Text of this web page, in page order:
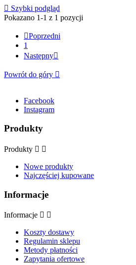
 Szybki podgląd
Pokazano 1-1 z 1 pozycji
Poprzedni
1
Następny
Powrót do góry 
Facebook
Instagram
Produkty
Produkty  
Nowe produkty
Najczęściej kupowane
Informacje
Informacje  
Koszty dostawy
Regulamin sklepu
Metody płatności
Zapytania ofertowe